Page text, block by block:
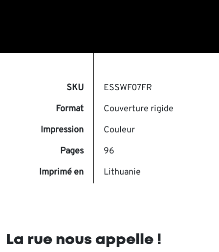
SKU
ESSWF07FR
Format
Couverture rigide
Impression
Couleur
Pages
96
Imprimé en
Lithuanie
La rue nous appelle !